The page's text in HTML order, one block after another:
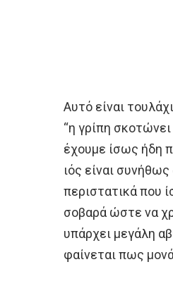
Αυτό είναι
“η γρίπη
έχουμε ίσως ήδη
ιός είναι
περιστατικά που
σοβαρά ώστε να
υπάρχει μεγάλη
φαίνεται πως